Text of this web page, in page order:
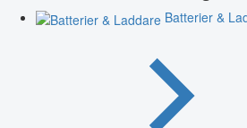
Batterier &